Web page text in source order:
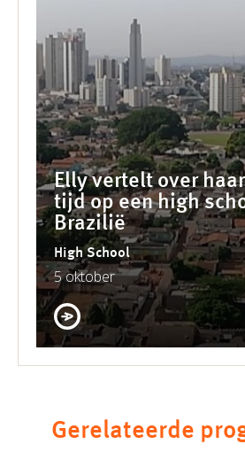
Elly vertelt over
tijd op een high
Brazilië
High School
5 oktober
Gerelateerde